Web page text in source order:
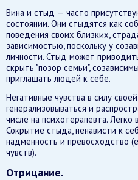
Вина и стыд — часто
состоянии. Они стыдятся как
поведения своих близких,
зависимостью, поскольку у
личности. Стыд может
скрыть "позор семьи",
приглашать людей к себе.
Негативные чувства в силу
генерализовываться и
числе на психотерапевта. Легко
Сокрытие стыда, ненависти к
надменность и превосходство
чувств).
Отрицание.